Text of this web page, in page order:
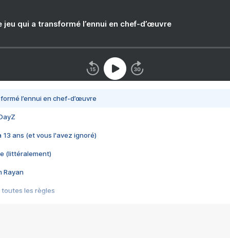
jeu qui a transformé l’ennui en chef-d’œuvre
l’ennui en chef-d’œuvre
13 ans (et vous l'avez ignoré)
(littéralement)
Rayan
toutes les règles